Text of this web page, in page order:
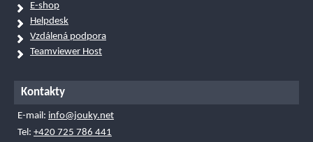
E-shop
Helpdesk
Vzdálená podpora
Teamviewer Host
Kontakty
E-mail: info@jouky.net
Tel: +420 725 786 441